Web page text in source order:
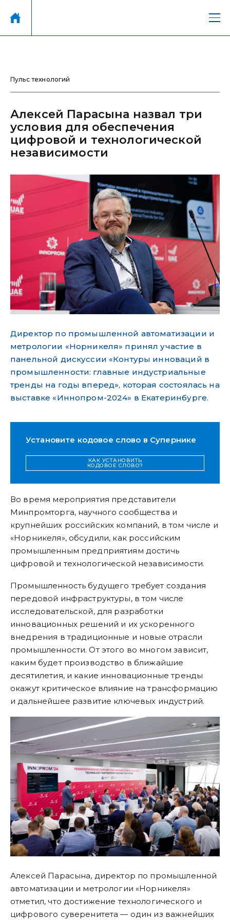
Пульс технологий
Алексей Парасына назвал три
условия для обеспечения
цифровой и технологической
независимости
Директор по промышленной автоматизации и
метрологии «Норникеля» принял участие в
панельной дискуссии «Контуры инноваций в
промышленности: главные индустриальные
тренды на годы вперед», которая состоялась на
выставке «Иннопром-2024» в Екатеринбурге.
Установите кодовое слово в Супернике
КАК УСТАНОВИТЬ
КОДОВОЕ СЛОВО?
Во время мероприятия представители
Минпромторга, научного сообщества и
крупнейших российских компаний, в том числе и
«Норникеля», обсудили, как российским
промышленным предприятиям достичь
цифровой и технологической независимости.
Промышленность будущего требует создания
передовой инфраструктуры, в том числе
исследовательской, для разработки
инновационных решений и их ускоренного
внедрения в традиционные и новые отрасли
промышленности. От этого во многом зависит,
каким будет производство в ближайшие
десятилетия, и какие инновационные тренды
окажут критическое влияние на трансформацию
и дальнейшее развитие ключевых индустрий.
Алексей Парасына, директор по промышленной
автоматизации и метрологии «Норникеля»
отметил, что достижение технологического и
цифрового суверенитета — один из важнейших